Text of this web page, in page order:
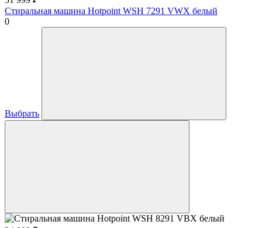
Стиральная машина Hotpoint WSH 7291 VWX белый
0
Выбрать